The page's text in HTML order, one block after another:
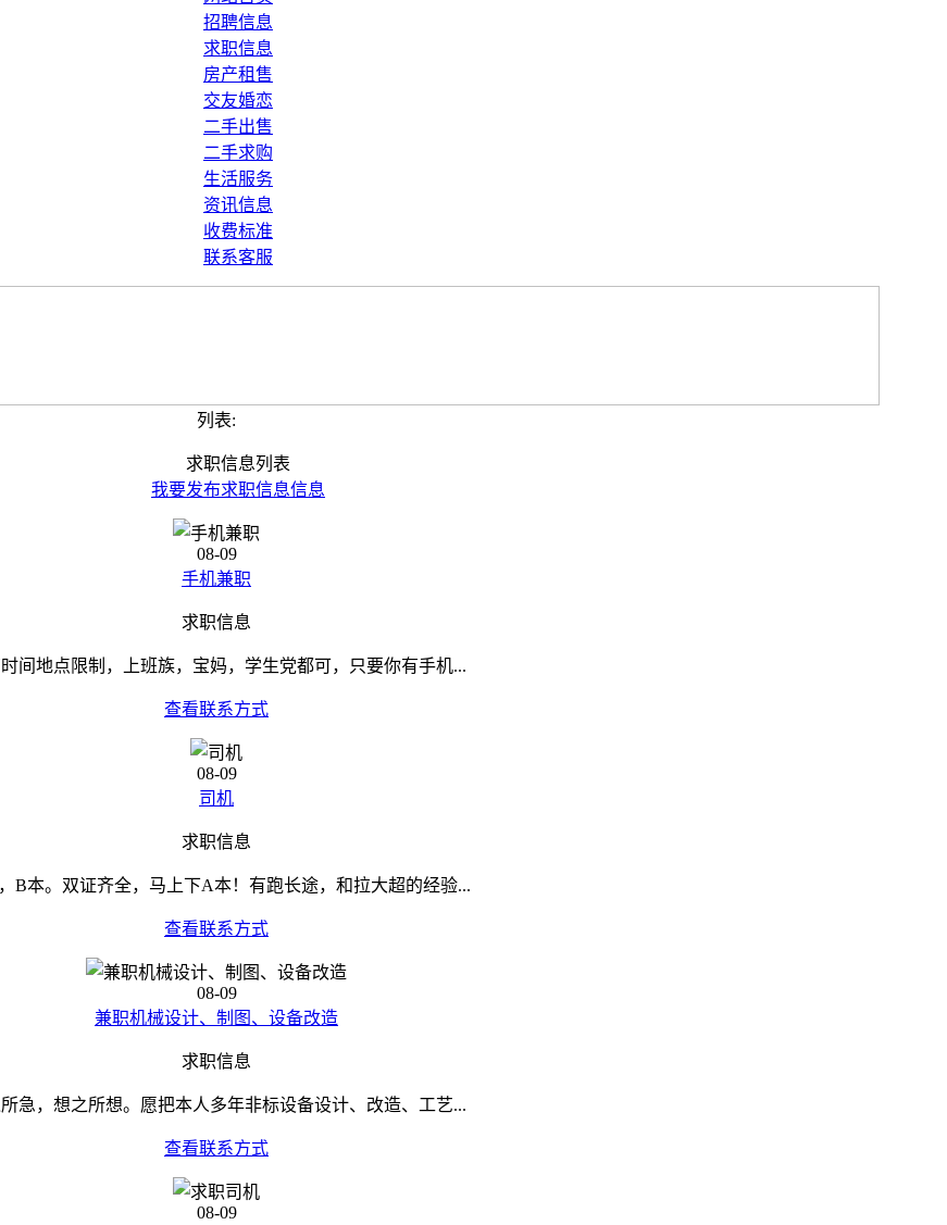
招聘信息
求职信息
房产租售
交友婚恋
二手出售
二手求购
生活服务
资讯信息
收费标准
联系客服
列表:
求职信息列表
我要发布求职信息信息
08-09
手机兼职
求职信息
间地点限制，上班族，宝妈，学生党都可，只要你有手机...
查看联系方式
08-09
司机
求职信息
B本。双证齐全，马上下A本！有跑长途，和拉大超的经验...
查看联系方式
08-09
兼职机械设计、制图、设备改造
求职信息
急，想之所想。愿把本人多年非标设备设计、改造、工艺...
查看联系方式
08-09